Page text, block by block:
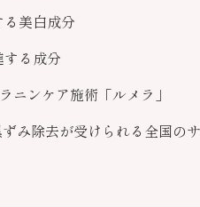
美白成分
る成分
ニンケア施術「ルメラ」
み除去が受けられる全国の